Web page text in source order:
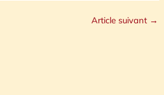
Article suivant →